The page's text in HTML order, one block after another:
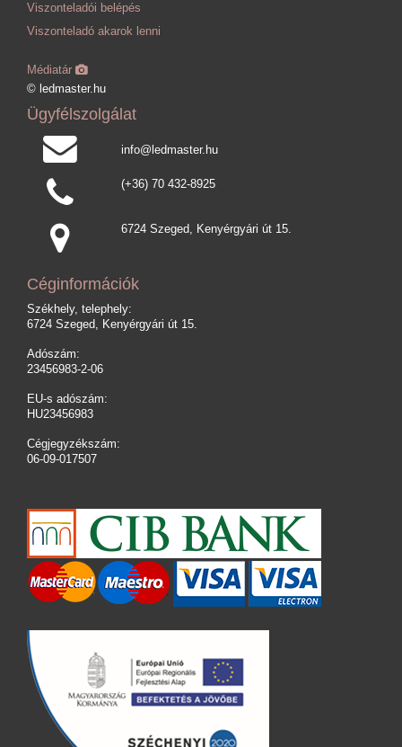
Viszonteladói belépés
Viszonteladó akarok lenni
Médiatár
© ledmaster.hu
Ügyfélszolgálat
info@ledmaster.hu
(+36) 70 432-8925
6724 Szeged, Kenyérgyári út 15.
Céginformációk
Székhely, telephely:
6724 Szeged, Kenyérgyári út 15.
Adószám:
23456983-2-06
EU-s adószám:
HU23456983
Cégjegyzékszám:
06-09-017507